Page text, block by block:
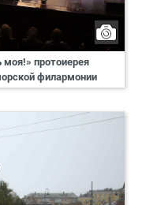
протоиерея
филармонии